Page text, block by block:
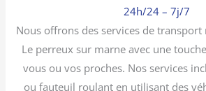
24h/24 – 7j/7
Nous offrons des services de
Le perreux sur marne avec une
vous ou vos proches. Nos services
ou fauteuil roulant en utilisant des